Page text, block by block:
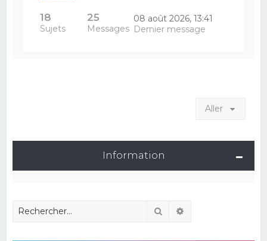
18
Sujets
25
Messages
08 août 2026, 13:41
Dernier message
Aller
Information
Rechercher